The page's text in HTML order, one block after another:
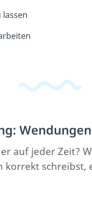
Wendungen
auf jeder Zeit?
korrekt schreibst,